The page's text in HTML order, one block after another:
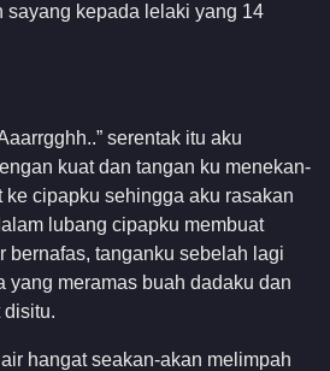
sayang kepada lelaki yang 14
serentak itu aku
kuat dan tangan ku menekan-
ke cipapku sehingga aku rasakan
lubang cipapku membuat
bernafas, tanganku sebelah lagi
yang meramas buah dadaku dan
disitu.
hangat seakan-akan melimpah